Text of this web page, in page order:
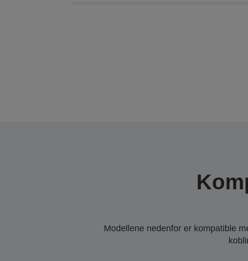
Modellene nedenfor er kompatible